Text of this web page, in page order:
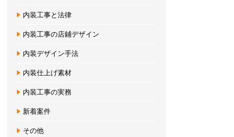
内装工事と法律
内装工事の店鋪デザイン
内装デザイン手法
内装仕上げ素材
内装工事の実務
新着案件
その他